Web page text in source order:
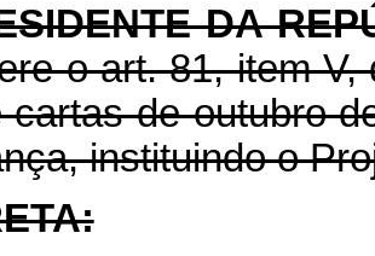
DA
o art. 81, item
cartas de outubro
instituindo o